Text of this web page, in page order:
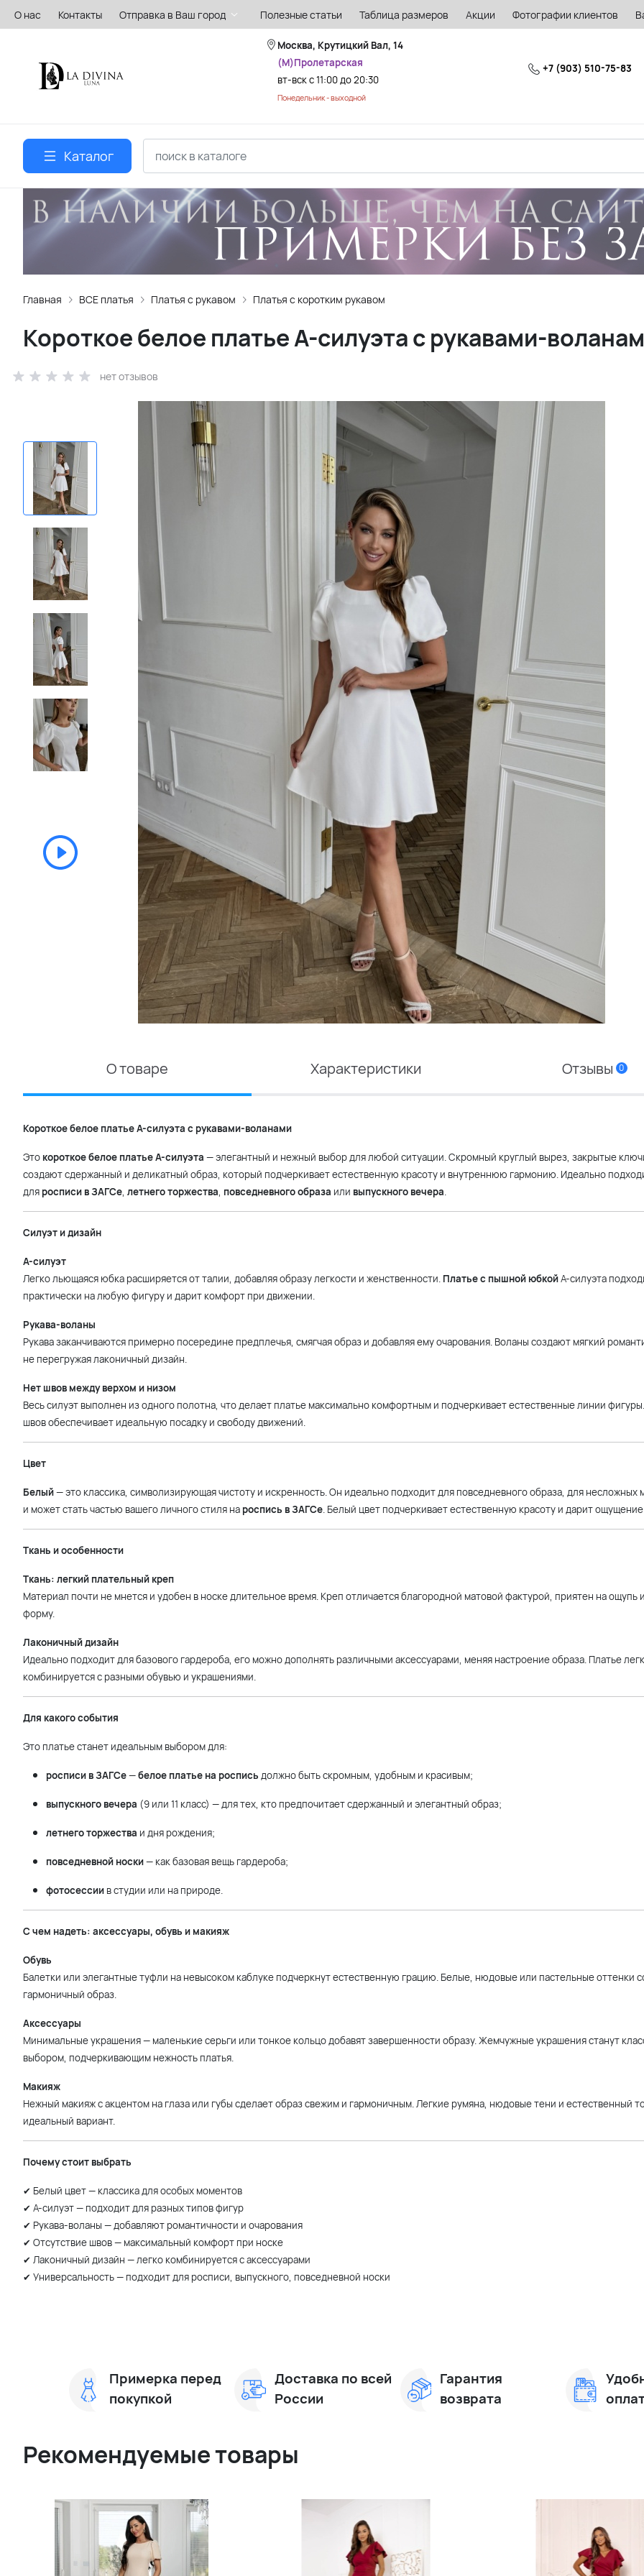
О нас Контакты Отправка в Ваш город Полезные статьи Таблица размеров Акции Фотографии клиентов
Москва, Крутицкий Вал, 14
(М)Пролетарская
вт-вск с 11:00 до 20:30
Понедельник - выходной
+7 (903) 510-75-83
Каталог
Главная ВСЕ платья Платья с рукавом Платья с коротким рукавом
Короткое белое платье А-силуэта с рукавами-
нет отзывов
О товаре Характеристики Отзывы 0
Короткое белое платье А-силуэта с рукавами-воланами
Это короткое белое платье А-силуэта — элегантный и нежный выбор для любой ситуации. Скромный круглый вырез, закрытые
создают сдержанный и деликатный образ, который подчеркивает естественную красоту и внутреннюю гармонию. Идеально
для росписи в ЗАГСе, летнего торжества, повседневного образа или выпускного вечера.
Силуэт и дизайн
А-силуэт
Легко льющаяся юбка расширяется от талии, добавляя образу легкости и женственности. Платье с пышной юбкойА-силуэта
практически на любую фигуру и дарит комфорт при движении.
Рукава-воланы
Рукава заканчиваются примерно посередине предплечья, смягчая образ и добавляя ему очарования. Воланы создают мягкий
не перегружая лаконичный дизайн.
Нет швов между верхом и низом
Весь силуэт выполнен из одного полотна, что делает платье максимально комфортным и подчеркивает естественные линии
швов обеспечивает идеальную посадку и свободу движений.
Цвет
Белый— это классика, символизирующая чистоту и искренность. Он идеально подходит для повседневного образа, для несложных
и может стать частью вашего личного стиля на роспись в ЗАГСе. Белый цвет подчеркивает естественную красоту и дарит
Ткань и особенности
Ткань: легкий плательный креп
Материал почти не мнется и удобен в носке длительное время. Креп отличается благородной матовой фактурой, приятен на ощупь
форму.
Лаконичный дизайн
Идеально подходит для базового гардероба, его можно дополнять различными аксессуарами, меняя настроение образа. Платье
комбинируется с разными обувью и украшениями.
Для какого события
Это платье станет идеальным выбором для:
росписи в ЗАГСе—белое платье на роспись должно быть скромным, удобным и красивым;
выпускного вечера (9 или 11 класс) — для тех, кто предпочитает сдержанный и элегантный образ;
летнего торжества и дня рождения;
повседневной носки— как базовая вещь гардероба;
фотосессии в студии или на природе.
С чем надеть: аксессуары, обувь и макияж
Обувь
Балетки или элегантные туфли на невысоком каблуке подчеркнут естественную грацию. Белые, нюдовые или пастельные оттенки
гармоничный образ.
Аксессуары
Минимальные украшения — маленькие серьги или тонкое кольцо добавят завершенности образу. Жемчужные украшения станут
выбором, подчеркивающим нежность платья.
Макияж
Нежный макияж с акцентом на глаза или губы сделает образ свежим и гармоничным. Легкие румяна, нюдовые тени и естественный
идеальный вариант.
Почему стоит выбрать
✔ Белый цвет — классика для особых моментов
✔ А-силуэт — подходит для разных типов фигур
✔ Рукава-воланы — добавляют романтичности и очарования
✔ Отсутствие швов — максимальный комфорт при носке
✔ Лаконичный дизайн — легко комбинируется с аксессуарами
✔ Универсальность — подходит для росписи, выпускного, повседневной носки
Примерка перед
покупкой
Доставка по всей
России
Гарантия
возврата
Рекомендуемые товары